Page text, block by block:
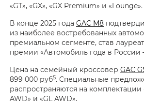
«GT», «GX», «GX Premium» и «Lounge».
В конце 2025 года GAC M8
из наиболее востребованных
премиальном сегменте, став
премии «Автомобиль года в России
Цена на семейный кроссовер GAC
899 000 руб5. Специальные
распространяются на комплектации
AWD» и «GL AWD».